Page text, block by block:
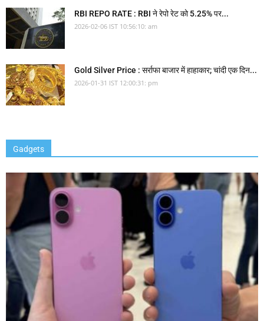
RBI REPO RATE : RBI ने रेपो रेट को 5.25% पर...
2026-02-06 IST 10:56:10: am
Gold Silver Price : सर्राफा बाजार में हाहाकार; चांदी एक दिन...
2026-01-31 IST 12:00:31: pm
Gadgets